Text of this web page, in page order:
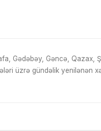
Gədəbəy, Gəncə, Qazax,
üzrə gündəlik yenilənən